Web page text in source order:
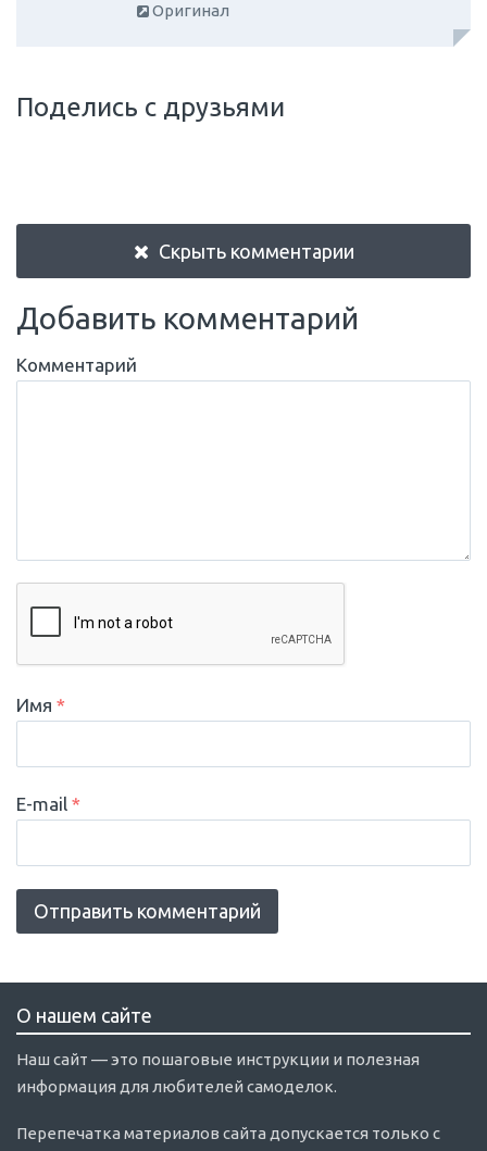
Оригинал
Поделись с друзьями
Скрыть комментарии
Добавить комментарий
Комментарий
Имя *
E-mail *
О нашем сайте
Наш сайт — это пошаговые инструкции и полезная
информация для любителей самоделок.
Перепечатка материалов сайта допускается только с